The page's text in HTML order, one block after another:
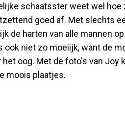
schaatsster weet wel
goed af. Met slechts
de harten van alle mannen
ook niet zo moeiijk, want de
oog. Met de foto's van Joy
moois plaatjes.